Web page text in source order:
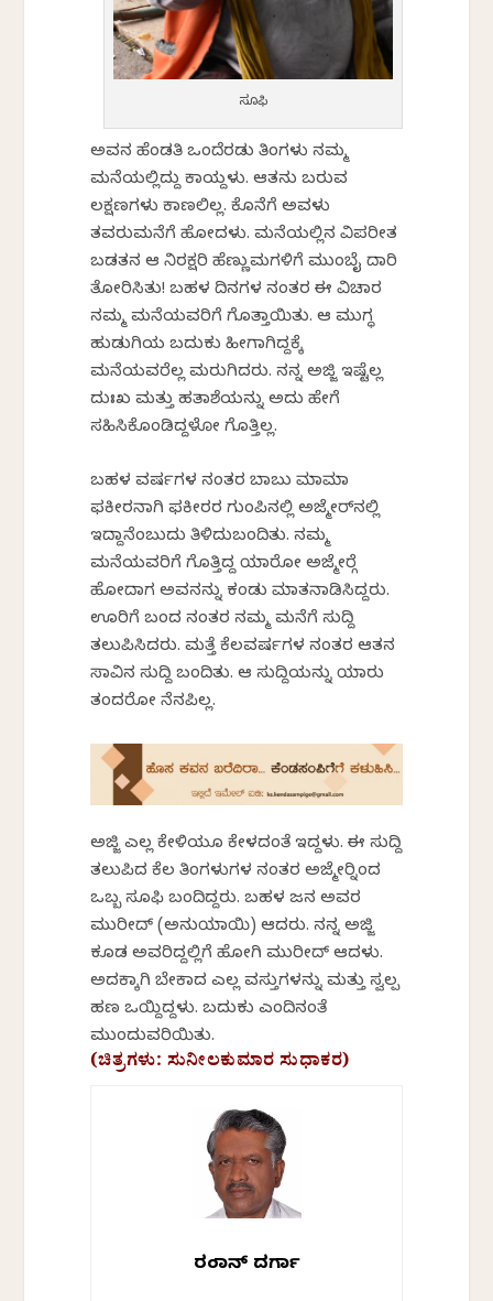
ಸೂಫಿ
ಅವನ ಹೆಂಡತಿ ಒಂದೆರಡು ತಿಂಗಳು ನಮ್ಮ
ಮನೆಯಲ್ಲಿದ್ದು ಕಾಯ್ದಳು. ಆತನು ಬರುವ
ಲಕ್ಷಣಗಳು ಕಾಣಲಿಲ್ಲ. ಕೊನೆಗೆ ಅವಳು
ತವರುಮನೆಗೆ ಹೋದಳು. ಮನೆಯಲ್ಲಿನ ವಿಪರೀತ
ಬಡತನ ಆ ನಿರಕ್ಷರಿ ಹೆಣ್ಣುಮಗಳಿಗೆ ಮುಂಬೈ ದಾರಿ
ತೋರಿಸಿತು! ಬಹಳ ದಿನಗಳ ನಂತರ ಈ ವಿಚಾರ
ನಮ್ಮ ಮನೆಯವರಿಗೆ ಗೊತ್ತಾಯಿತು. ಆ ಮುಗ್ಧ
ಹುಡುಗಿಯ ಬದುಕು ಹೀಗಾಗಿದ್ದಕ್ಕೆ
ಮನೆಯವರೆಲ್ಲ ಮರುಗಿದರು. ನನ್ನ ಅಜ್ಜಿ ಇಷ್ಟೆಲ್ಲ
ದುಃಖ ಮತ್ತು ಹತಾಶೆಯನ್ನು ಅದು ಹೇಗೆ
ಸಹಿಸಿಕೊಂಡಿದ್ದಳೋ ಗೊತ್ತಿಲ್ಲ.
ಬಹಳ ವರ್ಷಗಳ ನಂತರ ಬಾಬು ಮಾಮಾ
ಫಕೀರನಾಗಿ ಫಕೀರರ ಗುಂಪಿನಲ್ಲಿ ಅಜ್ಮೇರ್‌ನಲ್ಲಿ
ಇದ್ದಾನೆಂಬುದು ತಿಳಿದುಬಂದಿತು. ನಮ್ಮ
ಮನೆಯವರಿಗೆ ಗೊತ್ತಿದ್ದ ಯಾರೋ ಅಜ್ಮೇರ್‍ಗೆ
ಹೋದಾಗ ಅವನನ್ನು ಕಂಡು ಮಾತನಾಡಿಸಿದ್ದರು.
ಊರಿಗೆ ಬಂದ ನಂತರ ನಮ್ಮ ಮನೆಗೆ ಸುದ್ದಿ
ತಲುಪಿಸಿದರು. ಮತ್ತೆ ಕೆಲವರ್ಷಗಳ ನಂತರ ಆತನ
ಸಾವಿನ ಸುದ್ದಿ ಬಂದಿತು. ಆ ಸುದ್ದಿಯನ್ನು ಯಾರು
ತಂದರೋ ನೆನಪಿಲ್ಲ.
ಅಜ್ಜಿ ಎಲ್ಲ ಕೇಳಿಯೂ ಕೇಳದಂತೆ ಇದ್ದಳು. ಈ ಸುದ್ದಿ
ತಲುಪಿದ ಕೆಲ ತಿಂಗಳುಗಳ ನಂತರ ಅಜ್ಮೇರ್‍ನಿಂದ
ಒಬ್ಬ ಸೂಫಿ ಬಂದಿದ್ದರು. ಬಹಳ ಜನ ಅವರ
ಮುರೀದ್ (ಅನುಯಾಯಿ) ಆದರು. ನನ್ನ ಅಜ್ಜಿ
ಕೂಡ ಅವರಿದ್ದಲ್ಲಿಗೆ ಹೋಗಿ ಮುರೀದ್ ಆದಳು.
ಅದಕ್ಕಾಗಿ ಬೇಕಾದ ಎಲ್ಲ ವಸ್ತುಗಳನ್ನು ಮತ್ತು ಸ್ವಲ್ಪ
ಹಣ ಒಯ್ದಿದ್ದಳು. ಬದುಕು ಎಂದಿನಂತೆ
ಮುಂದುವರಿಯಿತು.
(ಚಿತ್ರಗಳು: ಸುನೀಲಕುಮಾರ ಸುಧಾಕರ)
ರಂಜಾನ್ ದರ್ಗಾ